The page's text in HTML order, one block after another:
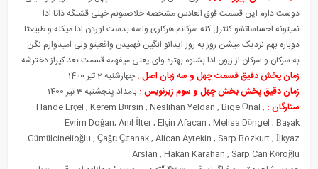
دوست دارم این قسمت فوق العادس مشخصه خلاصمونم خیلی قشنگه ذاتا ادا
نمیتونه احساساتشو کنترل کنه سرکانم هرکاری واسه بدست اوردن ادا میکنه و طبیعتا
دوباره بهم نزدیک میشن روز به روز ایدانو انگین فهمیدن واقعیتو ولی امیدوارم نگن
به سرکان و سرکان از زبون ادا بشنوه بهتره وای یعنی میفهمه قسمت بعد کیراز دخترشه
زمان پخش دقیق قسمت چهل و سه زبان اصل : چهارشنبه 2 تیر 1400
زمان دقیق پخش بخش چهل و سوم زیرنویس : بامداد پنجشنبه 3 تیر 1400
ستارگان :
Hande Erçel , Kerem Bürsin , Neslihan Yeldan , Bige Önal ,
Evrim Doğan, Anıl İlter, Elçin Afacan , Melisa Döngel , Başak
Gümülcinelioğlu , Çağrı Çıtanak, Alican Aytekin , Sarp Bozkurt, İlkyaz
Arslan , Hakan Karahan , Sarp Can Köroğlu